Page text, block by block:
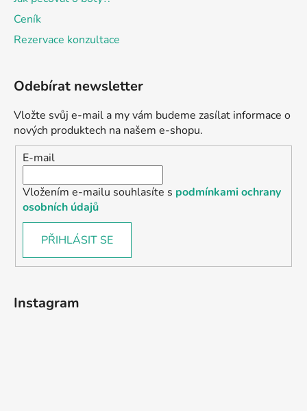
Ceník
Rezervace konzultace
Odebírat newsletter
Vložte svůj e-mail a my vám budeme zasílat informace o
nových produktech na našem e-shopu.
E-mail
Vložením e-mailu souhlasíte s podmínkami ochrany
osobních údajů
PŘIHLÁSIT SE
Instagram